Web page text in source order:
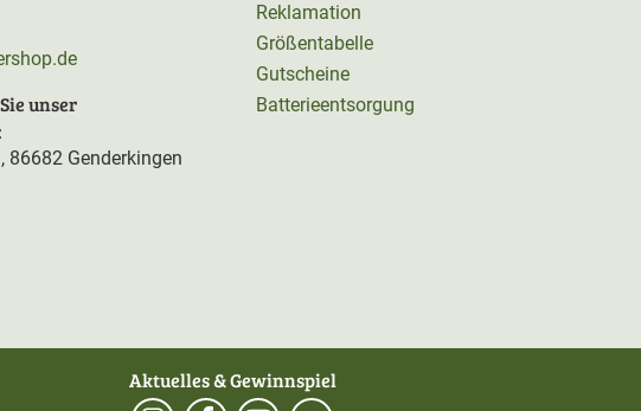
unser
86682 Genderkingen
Reklamation
Größentabelle
Gutscheine
Batterieentsorgung
Aktuelles & Gewinnspiel